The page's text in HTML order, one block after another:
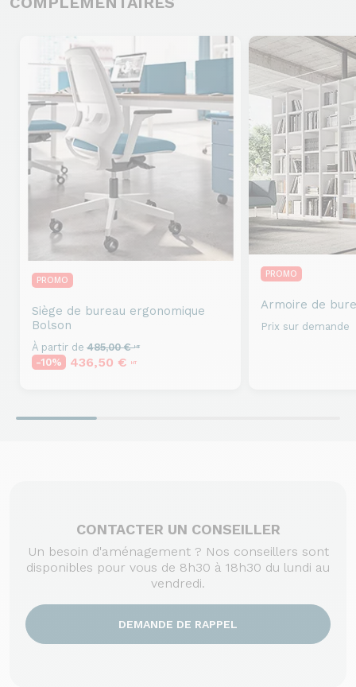
PROMO
Siège de bureau ergonomique
Bolson
À partir de 485,00 €HT
-10% 436,50 € HT
PROMO
Armoire de
Prix sur demande
CONTACTER UN CONSEILLER
Un besoin d'aménagement ? Nos conseillers sont
disponibles pour vous de 8h30 à 18h30 du lundi au
vendredi.
DEMANDE DE RAPPEL